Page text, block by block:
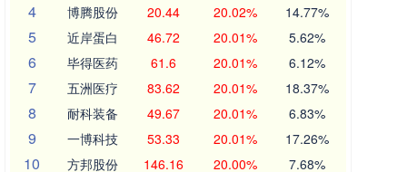
4 博腾股份 20.44 20.02% 14.77%
5 近岸蛋白 46.72 20.01% 5.62%
6 毕得医药 61.6 20.01% 6.12%
7 五洲医疗 83.62 20.01% 18.37%
8 耐科装备 49.67 20.01% 6.83%
9 一博科技 53.33 20.01% 17.26%
10 方邦股份 146.16 20.00% 7.68%